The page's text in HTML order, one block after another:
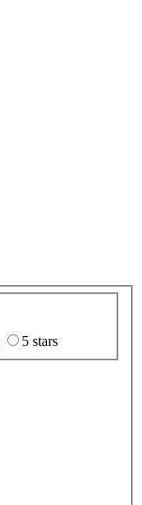
5 stars